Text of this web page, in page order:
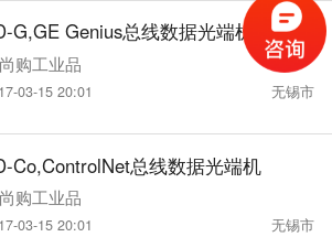
G,GE Genius总线数据光端机
购工业品
03-15 20:01 无锡市
Co,ControlNet总线数据光端机
购工业品
03-15 20:01 无锡市